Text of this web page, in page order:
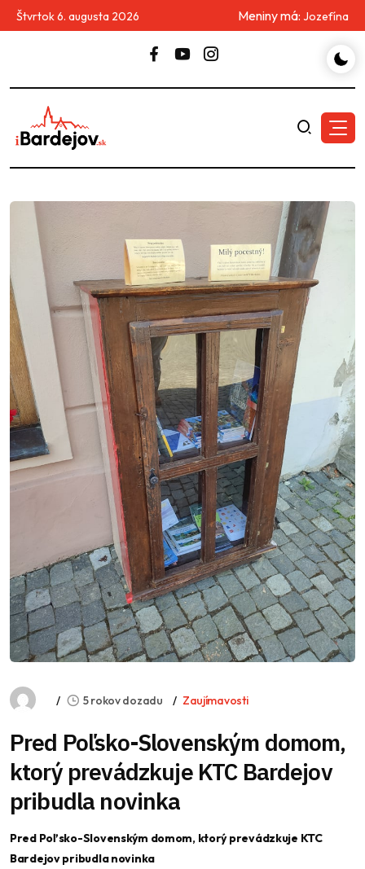
Štvrtok 6. augusta 2026 Meniny má: Jozefína
5 rokov dozadu Zaujímavosti
Pred Poľsko-Slovenským domom,
ktorý prevádzkuje KTC Bardejov
pribudla novinka
Pred Poľsko-Slovenským domom, ktorý prevádzkuje KTC
Bardejov pribudla novinka